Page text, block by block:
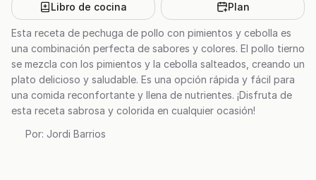
Libro de cocina Plan
Esta receta de pechuga de pollo con pimientos y cebolla es
una combinación perfecta de sabores y colores. El pollo tierno
se mezcla con los pimientos y la cebolla salteados, creando un
plato delicioso y saludable. Es una opción rápida y fácil para
una comida reconfortante y llena de nutrientes. ¡Disfruta de
esta receta sabrosa y colorida en cualquier ocasión!
Por: Jordi Barrios